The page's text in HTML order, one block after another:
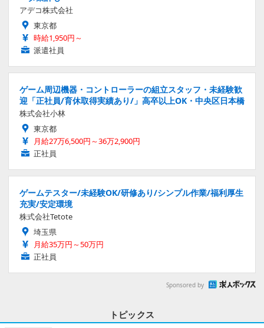
アデコ株式会社
東京都
時給1,950円～
派遣社員
ゲーム周辺機器・コントローラーの組立スタッフ・未経験歓
迎「正社員/育休取得実績あり/」高卒以上OK・中央区日本橋
株式会社小林
東京都
月給27万6,500円～36万2,900円
正社員
ゲームテスター/未経験OK/研修あり/シンプル作業/福利厚生
充実/安定環境
株式会社Tetote
埼玉県
月給35万円～50万円
正社員
Sponsored by
トピックス